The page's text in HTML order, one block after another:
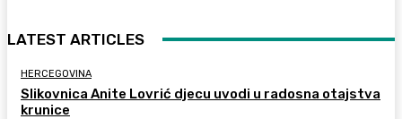
LATEST ARTICLES
HERCEGOVINA
Slikovnica Anite Lovrić djecu uvodi u radosna otajstva
krunice